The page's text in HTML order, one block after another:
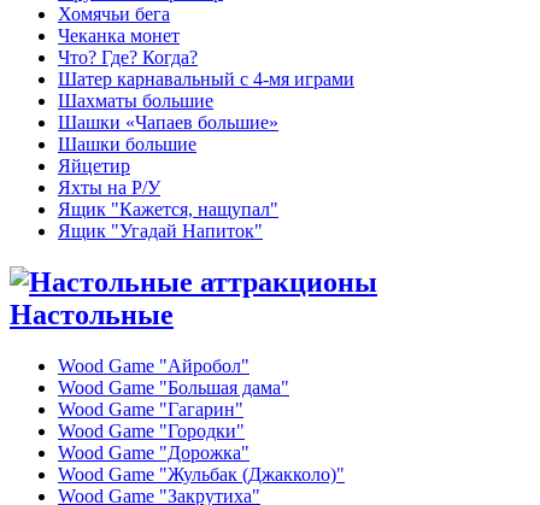
Хомячьи бега
Чеканка монет
Что? Где? Когда?
Шатер карнавальный с 4-мя играми
Шахматы большие
Шашки «Чапаев большие»
Шашки большие
Яйцетир
Яхты на Р/У
Ящик "Кажется, нащупал"
Ящик "Угадай Напиток"
Настольные
Wood Game "Айробол"
Wood Game "Большая дама"
Wood Game "Гагарин"
Wood Game "Городки"
Wood Game "Дорожка"
Wood Game "Жульбак (Джакколо)"
Wood Game "Закрутиха"